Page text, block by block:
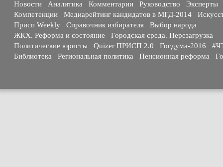
Новости Аналитика Комментарии Руководство
Эксперты
Компетенции
Медиарейтинг кандидатов в МГД-2014
Присп Weekly
Справочник избирателя
Выбор народа
ЖКХ. Реформа и состояние
Городская среда. Перезагрузка
Политические юристы
Quizer ПРИСП 2.0 Госдума-2016
Библиотека
Региональная политика Пенсионная реформа